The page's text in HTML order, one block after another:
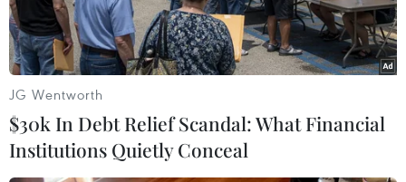
JG Wentworth
$30k In Debt Relief Scandal: What Financial
Institutions Quietly Conceal